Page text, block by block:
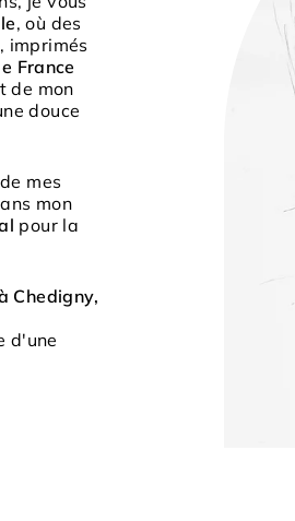
, où des
, imprimés
France
de mon
douce
mes
mon
pour la
Chedigny,
d'une